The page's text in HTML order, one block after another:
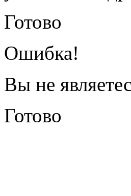
Готово
Ошибка!
Вы не
Готово